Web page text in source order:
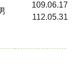
109.06.17
112.05.31